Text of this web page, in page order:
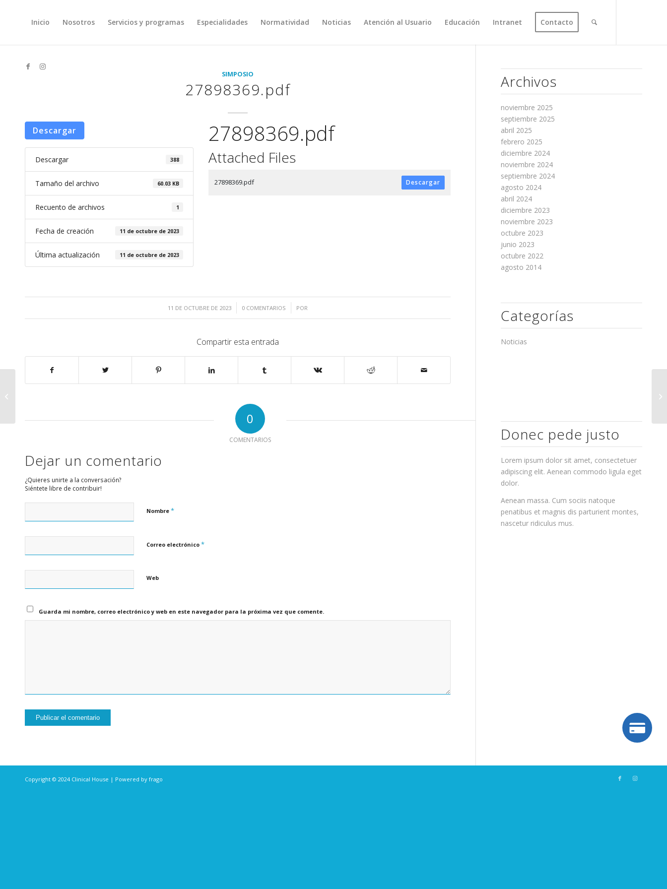
Inicio Nosotros Servicios y programas Especialidades Normatividad Noticias Atención al Usuario Educación Intranet Contacto
SIMPOSIO
27898369.pdf
Descargar
Descargar 388
Tamaño del archivo 60.03 KB
Recuento de archivos 1
Fecha de creación 11 de octubre de 2023
Última actualización 11 de octubre de 2023
27898369.pdf
Attached Files
27898369.pdf Descargar
11 DE OCTUBRE DE 2023
/ 0 COMENTARIOS
/ POR
Compartir esta entrada
0
COMENTARIOS
Dejar un comentario
¿Quieres unirte a la conversación?
Siéntete libre de contribuir!
Nombre *
Correo electrónico *
Web
Guarda mi nombre, correo electrónico y web en este navegador para la próxima vez que comente.
Archivos
noviembre 2025
septiembre 2025
abril 2025
febrero 2025
diciembre 2024
noviembre 2024
septiembre 2024
agosto 2024
abril 2024
diciembre 2023
noviembre 2023
octubre 2023
junio 2023
octubre 2022
agosto 2014
Categorías
Noticias
Donec pede justo
Lorem ipsum dolor sit amet, consectetuer
adipiscing elit. Aenean commodo ligula eget
dolor.
Aenean massa. Cum sociis natoque
penatibus et magnis dis parturient montes,
nascetur ridiculus mus.
Copyright © 2024 Clinical House | Powered by frago